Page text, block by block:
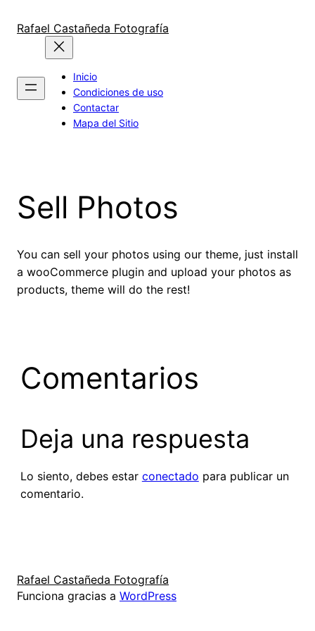
Rafael Castañeda Fotografía
Inicio
Condiciones de uso
Contactar
Mapa del Sitio
Sell Photos
You can sell your photos using our theme, just install
a wooCommerce plugin and upload your photos as
products, theme will do the rest!
Comentarios
Deja una respuesta
Lo siento, debes estar conectado para publicar un
comentario.
Rafael Castañeda Fotografía
Funciona gracias a WordPress